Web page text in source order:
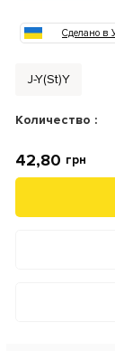
Сделано в
J-Y(St)Y
Количество :
42,80 грн